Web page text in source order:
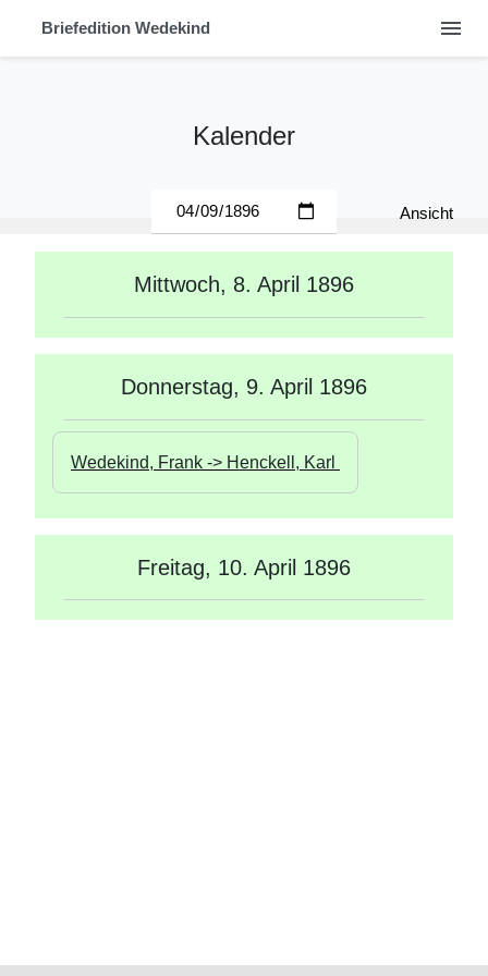
Briefedition Wedekind menu
Kalender
Ansicht
Mittwoch, 8. April 1896
Donnerstag, 9. April 1896
Wedekind, Frank -> Henckell, Karl
Freitag, 10. April 1896